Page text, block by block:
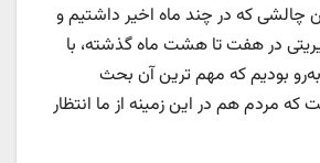
چالشی که در چند ماه اخیر داشتیم و
در هفت تا هشت ماه گذشته، با
بودیم که مهم ترین آن بحث
که مردم هم در این زمینه از ما انتظار